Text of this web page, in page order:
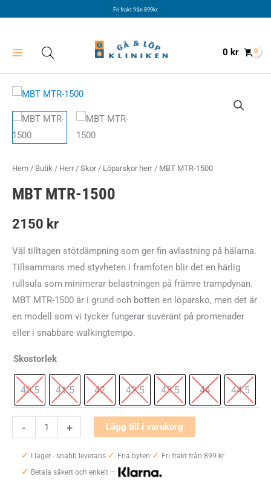
Fri frakt från 899kr
0 kr
Hem / Butik / Herr/ Skor/ Löparskor herr/ MBT MTR-1500
MBT MTR-1500
2150 kr
Väl tilltagen stötdämpning som ger fin avlastning på hälarna.
Tillsammans med styvheten i framfoten blir det en härlig
rullsula som minimerar belastningen på främre trampdynan.
MBT MTR-1500 är i grund och botten en löparsko, men det är
en modell som vi tycker fungerar suveränt på promenader
eller i snabbare walkingtempo.
Skostorlek
40.5 41.5 42 42.5 43.5 44 44.5
-
MTR-
1500
mängd
+ Lägg till i varukorg
✓ I lager - snabb leverans ✓ Fria byten ✓ Fri frakt från 899 kr
✓ Betala säkert och enkelt —